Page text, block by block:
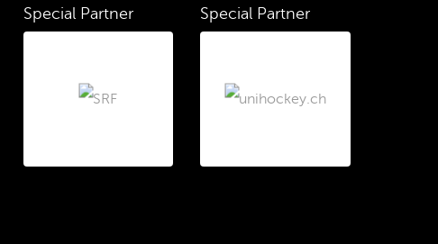
Special Partner Special Partner